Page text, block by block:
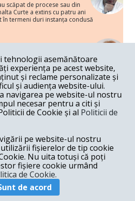
scăpat de procese sau din
Curte a extins cu patru ani
în termeni duri instanța condusă
haosului politic
rezista cu retorica falsă a
care, de fapt, ascunde
și a averilor unor caste.
din partea românilor
public sunt voci care lansează
câte unui politician care deranjează un
într-un anumit moment.
istorice
depinde de intensitatea
de dincolo de Nistru.
tehnologii asemănătoare
experiența pe acest website,
și reclame personalizate și
și audiența website-ului.
navigarea pe website-ul nostru
necesar pentru a citi și
de Cookie și al Politicii de
pe website-ul nostru
fișierelor de tip cookie
Nu uita totuși că poți
fișiere cookie urmând
de Cookie.
de acord